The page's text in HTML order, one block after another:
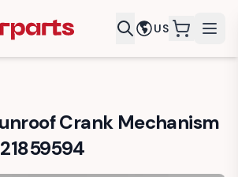
US
Crank Mechanism